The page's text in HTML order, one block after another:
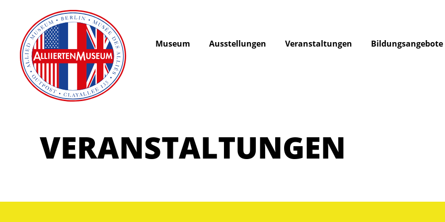
Museum Ausstellungen Veranstaltungen Bildungsangebote
VERANSTALTUNGEN